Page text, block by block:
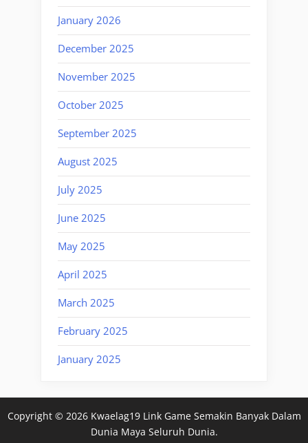
January 2026
December 2025
November 2025
October 2025
September 2025
August 2025
July 2025
June 2025
May 2025
April 2025
March 2025
February 2025
January 2025
Copyright © 2026 Kwaelag19 Link Game Semakin Banyak Dalam
Dunia Maya Seluruh Dunia.